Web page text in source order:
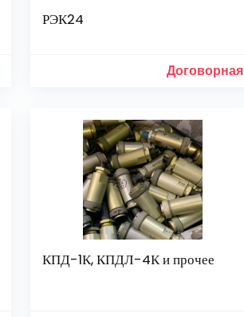
РЭК24
Договорная
КПД-1К, КПДЛ-4К и прочее